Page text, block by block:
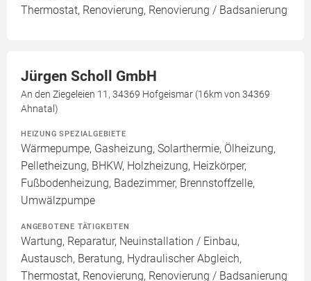
Thermostat, Renovierung, Renovierung / Badsanierung
Jürgen Scholl GmbH
An den Ziegeleien 11, 34369 Hofgeismar (16km von 34369
Ahnatal)
HEIZUNG SPEZIALGEBIETE
Wärmepumpe, Gasheizung, Solarthermie, Ölheizung,
Pelletheizung, BHKW, Holzheizung, Heizkörper,
Fußbodenheizung, Badezimmer, Brennstoffzelle,
Umwälzpumpe
ANGEBOTENE TÄTIGKEITEN
Wartung, Reparatur, Neuinstallation / Einbau,
Austausch, Beratung, Hydraulischer Abgleich,
Thermostat, Renovierung, Renovierung / Badsanierung